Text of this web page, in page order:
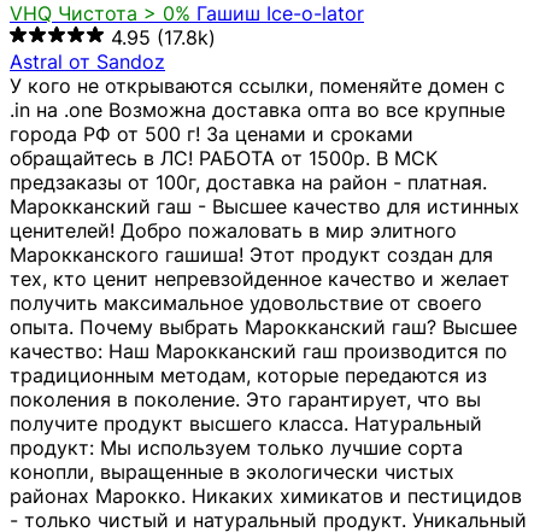
VHQ Чистота > 0% Гашиш Ice-o-lator
4.95 (17.8k)
Astral от Sandoz
У кого не открываются ссылки, поменяйте домен с
.in на .one Возможна доставка опта во все крупные
города РФ от 500 г! За ценами и сроками
обращайтесь в ЛС! РАБОТА от 1500р. В МСК
предзаказы от 100г, доставка на район - платная.
Марокканский гаш - Высшее качество для истинных
ценителей! Добро пожаловать в мир элитного
Марокканского гашиша! Этот продукт создан для
тех, кто ценит непревзойденное качество и желает
получить максимальное удовольствие от своего
опыта. Почему выбрать Марокканский гаш? Высшее
качество: Наш Марокканский гаш производится по
традиционным методам, которые передаются из
поколения в поколение. Это гарантирует, что вы
получите продукт высшего класса. Натуральный
продукт: Мы используем только лучшие сорта
конопли, выращенные в экологически чистых
районах Марокко. Никаких химикатов и пестицидов
- только чистый и натуральный продукт. Уникальный